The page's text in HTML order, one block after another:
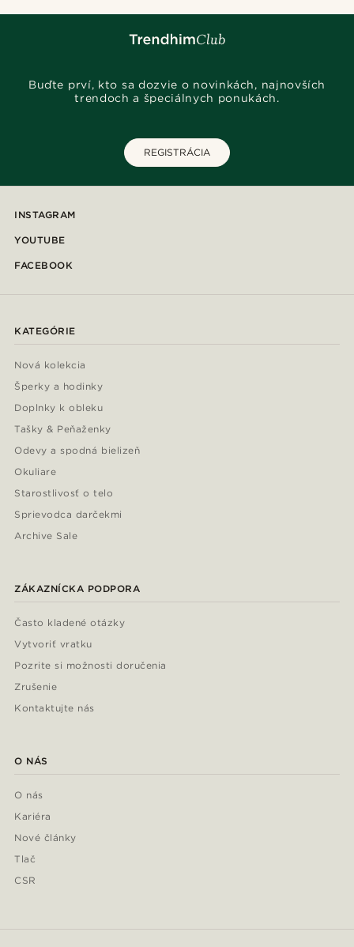
Buďte prví, kto sa dozvie o novinkách, najnovších
trendoch a špeciálnych ponukách.
REGISTRÁCIA
INSTAGRAM
YOUTUBE
FACEBOOK
KATEGÓRIE
Nová kolekcia
Šperky a hodinky
Doplnky k obleku
Tašky & Peňaženky
Odevy a spodná bielizeň
Okuliare
Starostlivosť o telo
Sprievodca darčekmi
Archive Sale
ZÁKAZNÍCKA PODPORA
Často kladené otázky
Vytvoriť vratku
Pozrite si možnosti doručenia
Zrušenie
Kontaktujte nás
O NÁS
O nás
Kariéra
Nové články
Tlač
CSR